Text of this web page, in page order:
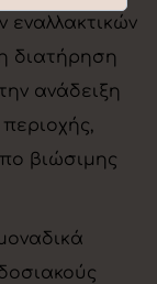
διατήρηση
ανάδειξη
βιώσιμης